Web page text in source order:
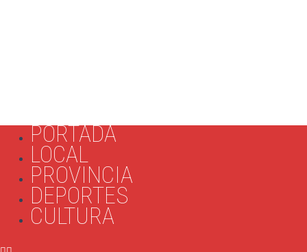
PORTADA
LOCAL
PROVINCIA
DEPORTES
CULTURA